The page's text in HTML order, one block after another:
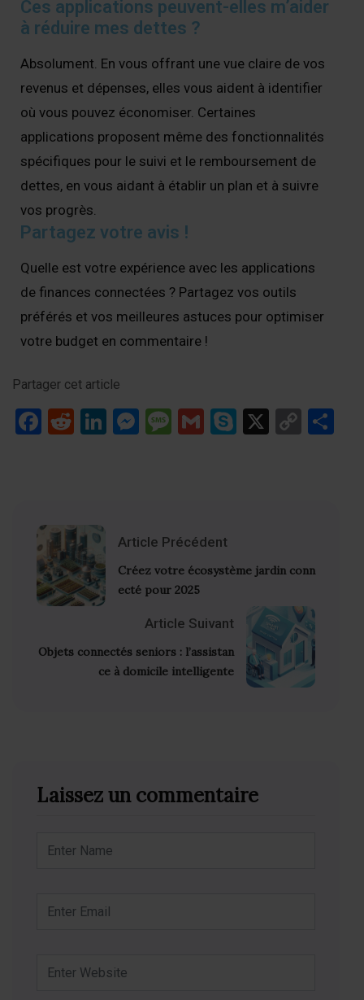
Ces applications peuvent-elles m’aider
à réduire mes dettes ?
Absolument. En vous offrant une vue claire de vos
revenus et dépenses, elles vous aident à identifier
où vous pouvez économiser. Certaines
applications proposent même des fonctionnalités
spécifiques pour le suivi et le remboursement de
dettes, en vous aidant à établir un plan et à suivre
vos progrès.
Partagez votre avis !
Quelle est votre expérience avec les applications
de finances connectées ? Partagez vos outils
préférés et vos meilleures astuces pour optimiser
votre budget en commentaire !
Partager cet article
Facebook
RedditLinkedIn
Messenger
Message
GmailSkype
X
Copy
Article Précédent
Créez votre écosystème jardin conn
ecté pour 2025
Article Suivant
Objets connectés seniors : l’assistan
ce à domicile intelligente
Laissez un commentaire